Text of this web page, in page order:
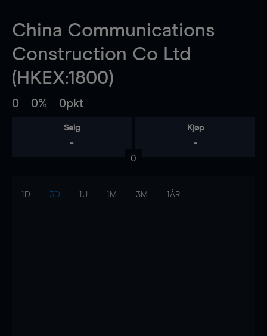
China Communications
Construction Co Ltd
(HKEX:1800)
0 0% 0pkt
Selg
-
Kjøp
-
0
1D 3D 1U 1M 3M 1ÅR